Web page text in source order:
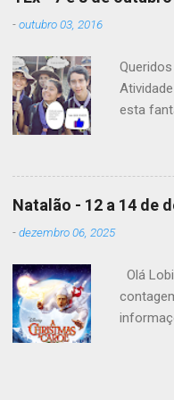
-outubro 03, 2016
esta
levar
guias
Cantil -
Natalão - 12 a 14 de
-dezembro 06, 2025
Olá
mesmo